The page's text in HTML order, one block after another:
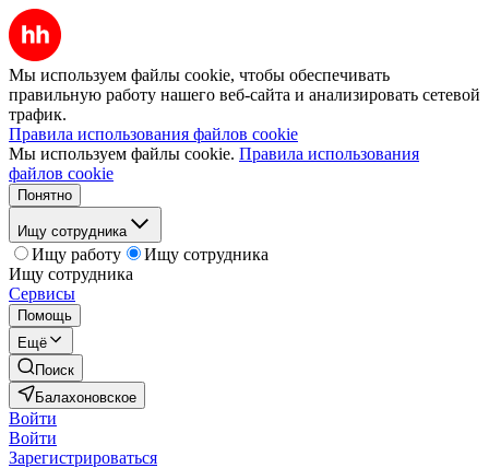
Мы используем файлы cookie, чтобы обеспечивать
правильную работу нашего веб-сайта и анализировать сетевой
трафик.
Правила использования файлов cookie
Мы используем файлы cookie. Правила использования
файлов cookie
Понятно
Ищу сотрудника
Ищу работу
Ищу сотрудника
Ищу сотрудника
Сервисы
Помощь
Ещё
Поиск
Балахоновское
Войти
Войти
Зарегистрироваться